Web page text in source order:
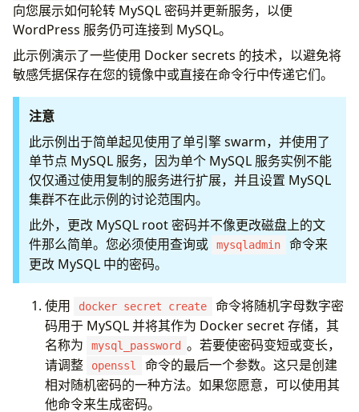
向您展示如何轮转 MySQL 密码并更新服务，以便
WordPress 服务仍可连接到 MySQL。
此示例演示了一些使用 Docker secrets 的技术，以避免将
敏感凭据保存在您的镜像中或直接在命令行中传递它们。
注意
此示例出于简单起见使用了单引擎 swarm，并使用了
单节点 MySQL 服务，因为单个 MySQL 服务实例不能
仅仅通过使用复制的服务进行扩展，并且设置 MySQL
集群不在此示例的讨论范围内。
此外，更改 MySQL root 密码并不像更改磁盘上的文
件那么简单。您必须使用查询或
mysqladmin
命令来
更改 MySQL 中的密码。
使用 docker secret create
命令将随机字母数字密
码用于 MySQL 并将其作为 Docker secret 存储，其
名称为
mysql_password 。若要使密码变短或变长，
请调整
openssl
命令的最后一个参数。这只是创建
相对随机密码的一种方法。如果您愿意，可以使用其
他命令来生成密码。